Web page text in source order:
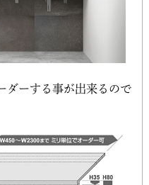
ダーする事が出来るので